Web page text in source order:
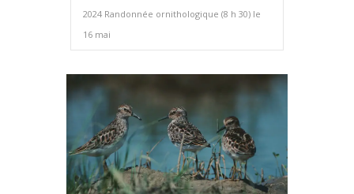
2024 Randonnée ornithologique (8 h 30) le
16 mai